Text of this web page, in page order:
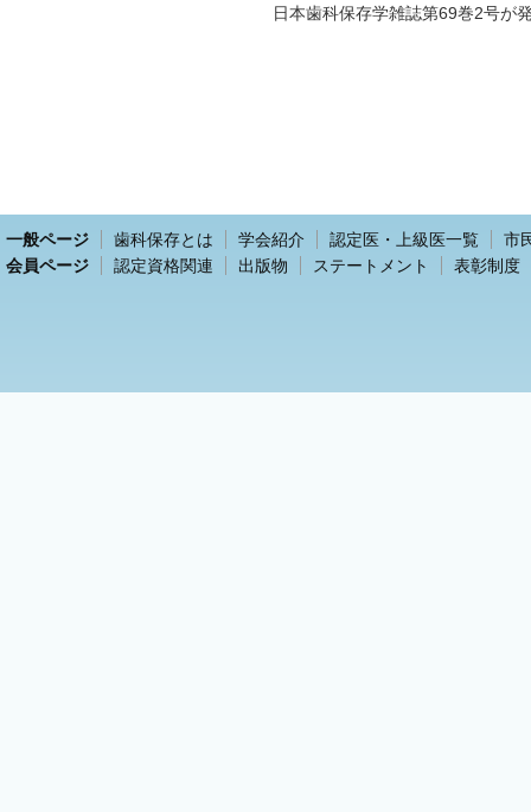
日本歯科保存学雑誌第69巻2号が
一般ページ 歯科保存とは 学会紹介 認定医・上級医一覧
市
会員ページ
認定資格関連 出版物 ステートメント 表彰制度